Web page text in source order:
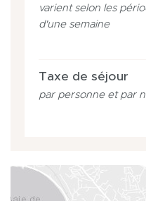
varient selon les
d'une semaine
Taxe de séjour
par personne et par